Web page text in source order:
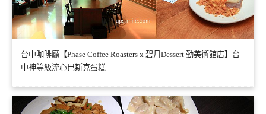
台中咖啡廳【Phase Coffee Roasters x 碧月Dessert 勤美術館店】台
中神等級流心巴斯克蛋糕